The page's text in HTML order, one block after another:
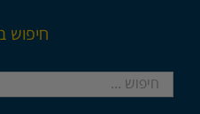
חיפוש
חיפוש...